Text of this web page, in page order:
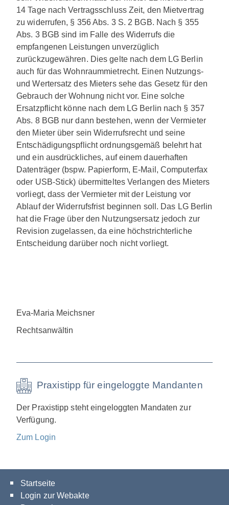
14 Tage nach Vertragsschluss Zeit, den Mietvertrag
zu widerrufen, § 356 Abs. 3 S. 2 BGB. Nach § 355
Abs. 3 BGB sind im Falle des Widerrufs die
empfangenen Leistungen unverzüglich
zurückzugewähren. Dies gelte nach dem LG Berlin
auch für das Wohnraummietrecht. Einen Nutzungs-
und Wertersatz des Mieters sehe das Gesetz für den
Gebrauch der Wohnung nicht vor. Eine solche
Ersatzpflicht könne nach dem LG Berlin nach § 357
Abs. 8 BGB nur dann bestehen, wenn der Vermieter
den Mieter über sein Widerrufsrecht und seine
Entschädigungspflicht ordnungsgemäß belehrt hat
und ein ausdrückliches, auf einem dauerhaften
Datenträger (bspw. Papierform, E-Mail, Computerfax
oder USB-Stick) übermitteltes Verlangen des Mieters
vorliegt, dass der Vermieter mit der Leistung vor
Ablauf der Widerrufsfrist beginnen soll. Das LG Berlin
hat die Frage über den Nutzungsersatz jedoch zur
Revision zugelassen, da eine höchstrichterliche
Entscheidung darüber noch nicht vorliegt.
Eva-Maria Meichsner
Rechtsanwältin
Praxistipp für eingeloggte Mandanten
Der Praxistipp steht eingeloggten Mandaten zur
Verfügung.
Zum Login
Startseite
Login zur Webakte